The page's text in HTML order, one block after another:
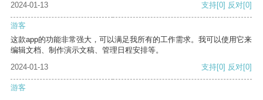
2024-01-13 支持[0] 反对[0]
游客
这款app的功能非常强大，可以满足我所有的工作需求。我可以使用它来
编辑文档、制作演示文稿、管理日程安排等。
2024-01-13
支持[0] 反对[0]
游客